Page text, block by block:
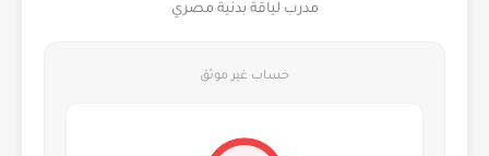
مدرب لياقة بدنية مصري
حساب غير موثق